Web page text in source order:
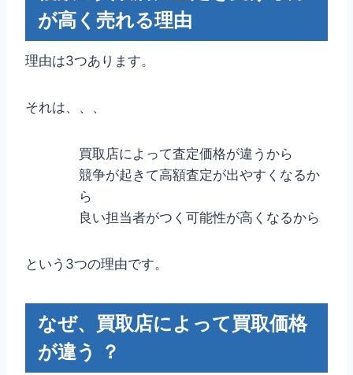
が高く売れる理由
理由は3つあります。
それは、、、
買取店によって査定価格が違うから
競争が起きて高額査定が出やすくなるか
ら
良い担当者がつく可能性が高くなるから
という3つの理由です。
なぜ、買取店によって買取価格
が違う ？